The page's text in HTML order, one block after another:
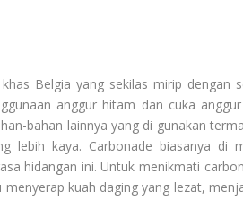
Belgia yang sekilas mirip dengan
anggur hitam dan cuka
bahan lainnya yang di gunakan
lebih kaya. Carbonade biasanya di
hidangan ini. Untuk menikmati
kuah daging yang lezat,